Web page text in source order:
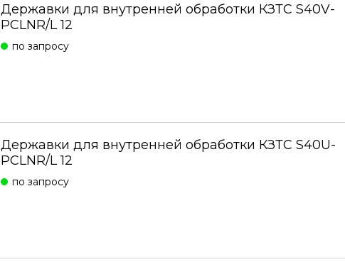
Державки для внутренней обработки КЗТС S40V-
PCLNR/L 12
по запросу
Державки для внутренней обработки КЗТС S40U-
PCLNR/L 12
по запросу